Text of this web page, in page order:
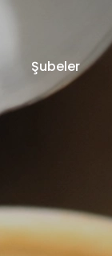
Şubeler